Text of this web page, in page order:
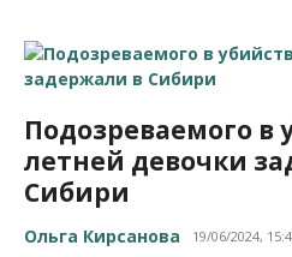
Подозреваемого в
летней девочки
Сибири
Ольга Кирсанова 19/06/2024,